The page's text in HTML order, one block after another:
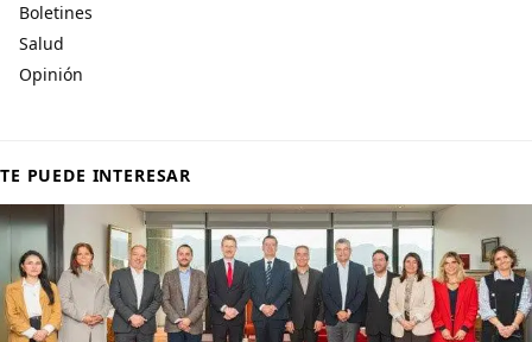
Boletines
Salud
Opinión
TE PUEDE INTERESAR